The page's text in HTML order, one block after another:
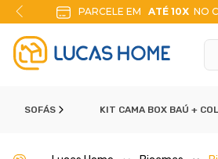
10% DE
SOFÁS KIT CAMA BOX BAÚ +